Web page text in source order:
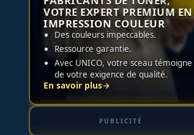
VOTRE EXPERT PREMIUM EN
IMPRESSION COULEUR
Des couleurs impeccables.
Ressource garantie.
Avec UNICO, votre sceau témoigne
de votre exigence de qualité.
En savoir plus→
PUBLICITÉ